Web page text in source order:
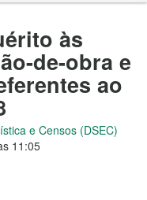
às
de-obra e
ao
e Censos (DSEC)
11:05